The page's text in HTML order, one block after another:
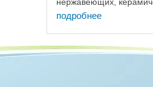
и стеклянных
для мытья емкостей, ...
подробнее